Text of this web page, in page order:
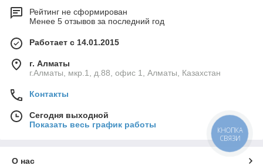
Рейтинг не сформирован
Менее 5 отзывов за последний год
Работает с 14.01.2015
г. Алматы
г.Алматы, мкр.1, д.88, офис 1, Алматы, Казахстан
Контакты
Сегодня выходной
Показать весь график работы
О нас
КНОПКА
СВЯЗИ